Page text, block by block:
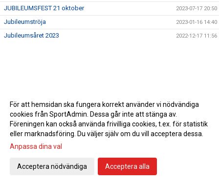
JUBILEUMSFEST 21 oktober 2023-07-17 20:50
Jubileumströja 2023-01-16 14:40
Jubileumsåret 2023 2022-12-17 11:56
Gå till Webbversion
För att hemsidan ska fungera korrekt använder vi nödvändiga
cookies från SportAdmin. Dessa går inte att stänga av.
Föreningen kan också använda frivilliga cookies, t.ex. för statistik
eller marknadsföring. Du väljer själv om du vill acceptera dessa.
Anpassa dina val
Acceptera nödvändiga Acceptera alla